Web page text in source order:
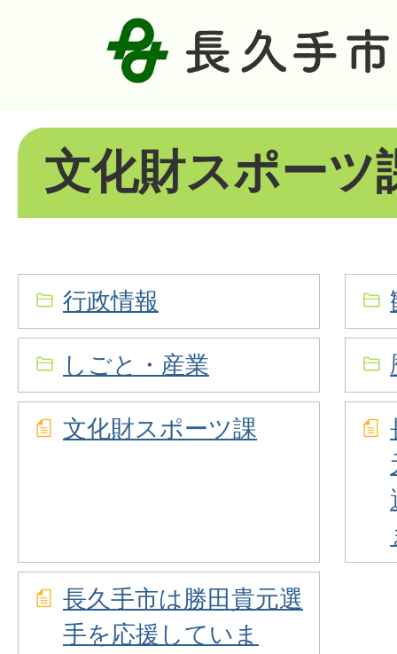
文化財スポーツ
行政情報
しごと・産業
文化財スポーツ課
長久手市は勝田貴元選
手を応援していま